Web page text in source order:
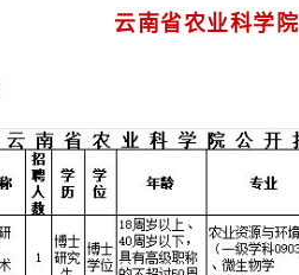
云南省农业科学院